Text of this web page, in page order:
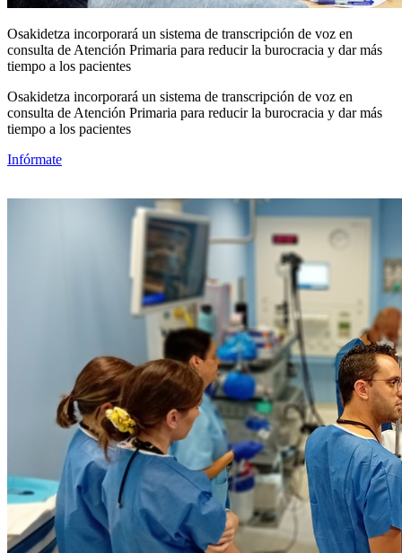
Osakidetza incorporará un sistema de transcripción de voz en
consulta de Atención Primaria para reducir la burocracia y dar más
tiempo a los pacientes
Osakidetza incorporará un sistema de transcripción de voz en
consulta de Atención Primaria para reducir la burocracia y dar más
tiempo a los pacientes
Infórmate